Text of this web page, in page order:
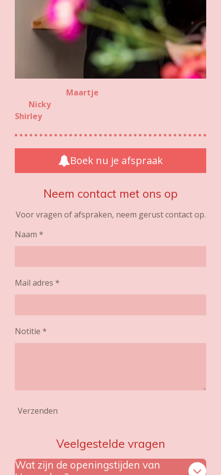
Maartje
Nicky
Shirley
Boek nu je afspraak
Neem contact met ons op
Voor vragen of afspraken, neem gerust contact op.
Naam *
Mail adres *
Notitie *
Verzenden
Veelgestelde vragen
Wat zijn de openingstijden van